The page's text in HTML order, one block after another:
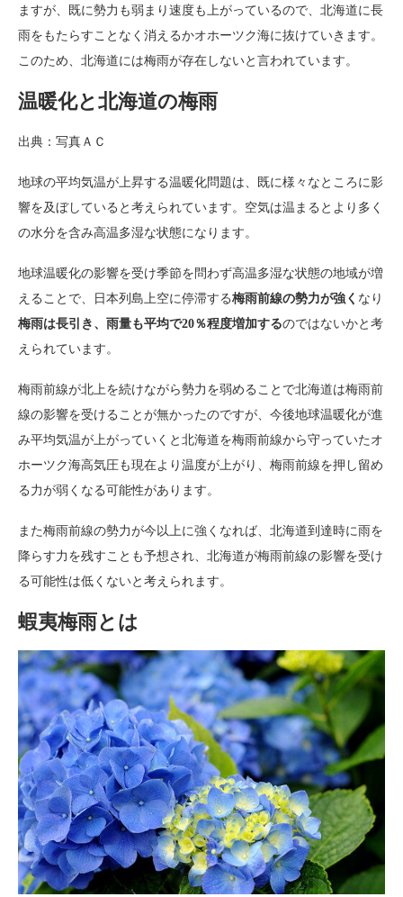
ますが、既に勢力も弱まり速度も上がっているので、北海道に長
雨をもたらすことなく消えるかオホーツク海に抜けていきます。
このため、北海道には梅雨が存在しないと言われています。
温暖化と北海道の梅雨
出典：写真ＡＣ
地球の平均気温が上昇する温暖化問題は、既に様々なところに影
響を及ぼしていると考えられています。空気は温まるとより多く
の水分を含み高温多湿な状態になります。
地球温暖化の影響を受け季節を問わず高温多湿な状態の地域が増
えることで、日本列島上空に停滞する梅雨前線の勢力が強く なり
梅雨は長引き、雨量も平均で20％程度増加するのではないかと考
えられています。
梅雨前線が北上を続けながら勢力を弱めることで北海道は梅雨前
線の影響を受けることが無かったのですが、今後地球温暖化が進
み平均気温が上がっていくと北海道を梅雨前線から守っていたオ
ホーツク海高気圧も現在より温度が上がり、梅雨前線を押し留め
る力が弱くなる可能性があります。
また梅雨前線の勢力が今以上に強くなれば、北海道到達時に雨を
降らす力を残すことも予想され、北海道が梅雨前線の影響を受け
る可能性は低くないと考えられます。
蝦夷梅雨とは